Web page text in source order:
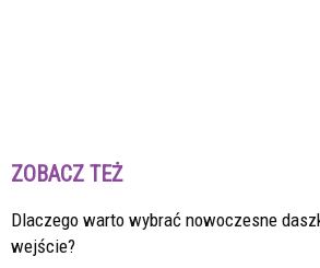
ZOBACZ TEŻ
Dlaczego warto wybrać nowoczesne
wejście?